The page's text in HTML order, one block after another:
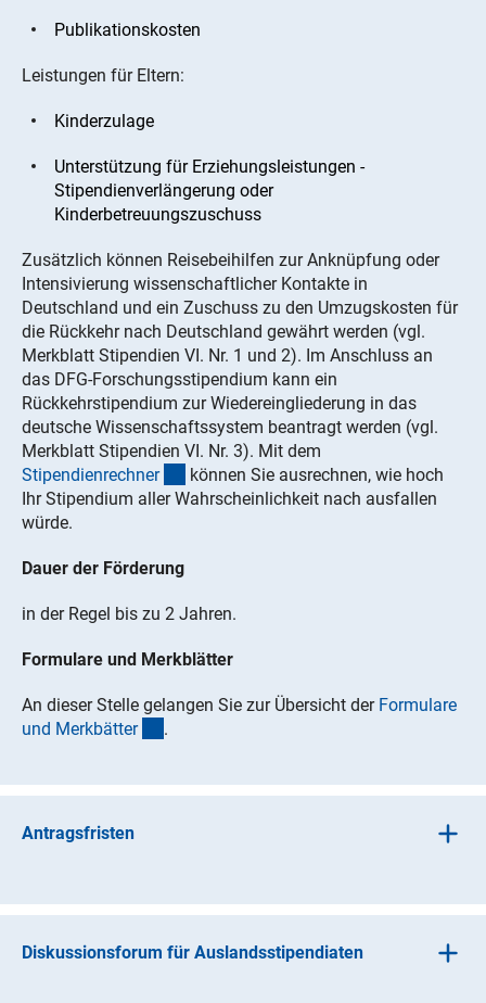
Publikationskosten
Leistungen für Eltern:
Kinderzulage
Unterstützung für Erziehungsleistungen -
Stipendienverlängerung oder
Kinderbetreuungszuschuss
Zusätzlich können Reisebeihilfen zur Anknüpfung oder
Intensivierung wissenschaftlicher Kontakte in
Deutschland und ein Zuschuss zu den Umzugskosten für
die Rückkehr nach Deutschland gewährt werden (vgl.
Merkblatt Stipendien VI. Nr. 1 und 2). Im Anschluss an
das DFG-Forschungsstipendium kann ein
Rückkehrstipendium zur Wiedereingliederung in das
deutsche Wissenschaftssystem beantragt werden (vgl.
Merkblatt Stipendien VI. Nr. 3). Mit dem
Stipendienrechner (interner Link)
können Sie ausrechnen, wie hoch
Ihr Stipendium aller Wahrscheinlichkeit nach ausfallen
würde.
Dauer der Förderung
in der Regel bis zu 2 Jahren.
Formulare und Merkblätter
An dieser Stelle gelangen Sie zur Übersicht der Formulare
und Merkbätter (interner Link)
.
Antragsfristen
diesem Programm können ausschließlich noch
Fortsetzungsanträge sowie Anträge auf ein
Rückkehrstipendium gestellt werden.
Diskussionsforum für Auslandsstipendiaten